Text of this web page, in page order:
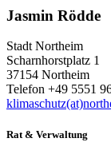
Jasmin Rödde
Stadt Northeim
Scharnhorstplatz 1
37154 Northeim
Telefon +49 5551
Rat & Verwaltung